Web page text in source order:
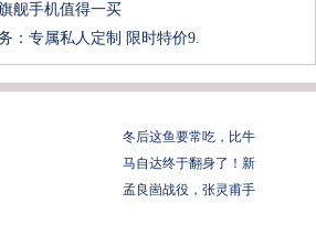
舰手机值得一买
：专属私人定制 限时特价9.
冬后这鱼要常吃，比牛
马自达终于翻身了！新
孟良崮战役，张灵甫手